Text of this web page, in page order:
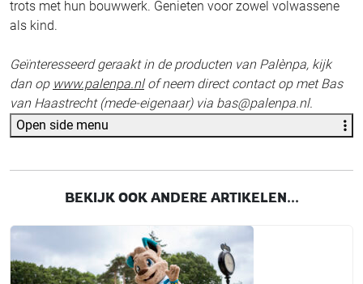
trots met hun bouwwerk. Genieten voor zowel volwassene
als kind.
Geïnteresseerd geraakt in de producten van Palènpa, kijk
dan op www.palenpa.nlof neem direct contact op met Bas
van Haastrecht (mede-eigenaar) via bas@palenpa.nl.
Open side menu
BEKIJK OOK ANDERE ARTIKELEN...